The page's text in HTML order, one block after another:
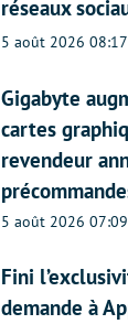
réseaux
5 août 2026 08:17
Gigabyte
cartes
revendeur
5 août 2026 07:09
Fini
demande à